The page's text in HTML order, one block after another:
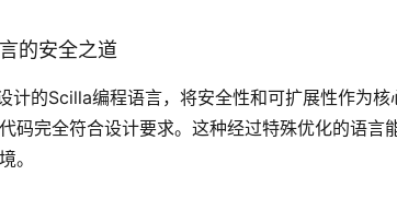
的安全之道
计的Scilla编程语言，将安全性和可扩展性作为
码完全符合设计要求。这种经过特殊优化的语
。